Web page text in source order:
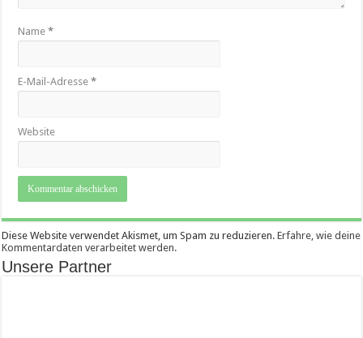
Name*
E-Mail-Adresse*
Website
Diese Website verwendet Akismet, um Spam zu reduzieren.Erfahre, wie deine
Kommentardaten verarbeitet werden.
Unsere Partner